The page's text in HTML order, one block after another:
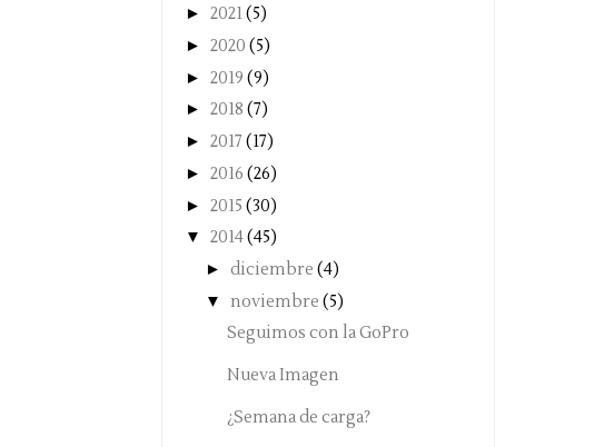
► 2021(5)
► 2020 (5)
► 2019 (9)
► 2018 (7)
► 2017 (17)
► 2016 (26)
► 2015 (30)
▼ 2014(45)
► diciembre (4)
▼ noviembre (5)
Seguimos con la GoPro
Nueva Imagen
¿Semana de carga?